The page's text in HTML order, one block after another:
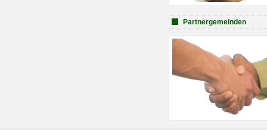
Partnergemeinden